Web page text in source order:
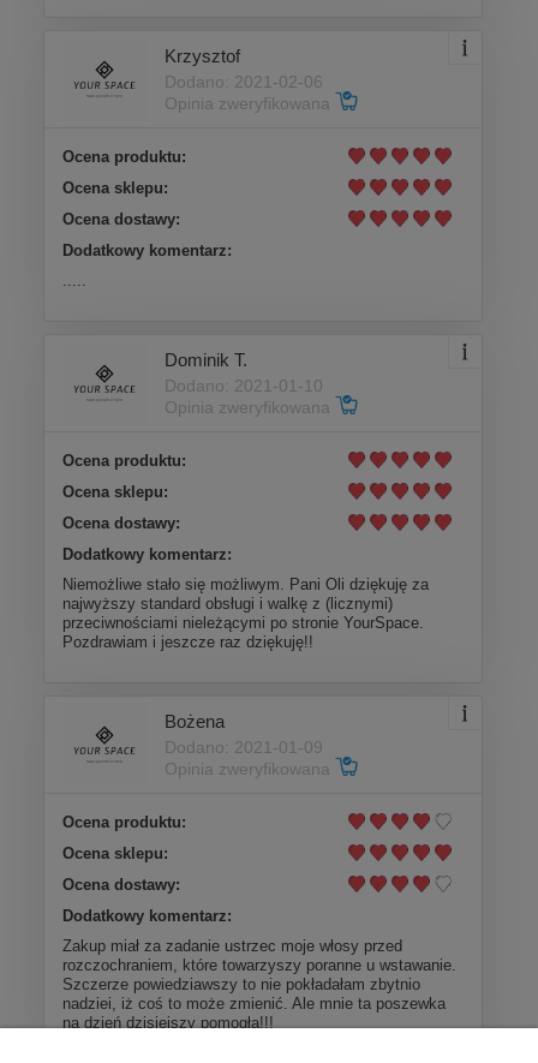
Krzysztof
Dodano: 2021-02-06
Opinia zweryfikowana
Ocena produktu:
Ocena sklepu:
Ocena dostawy:
Dodatkowy komentarz:
Dominik T.
Dodano: 2021-01-10
Opinia zweryfikowana
Ocena produktu:
Ocena sklepu:
Ocena dostawy:
Dodatkowy komentarz:
Niemożliwe stało się możliwym. Pani Oli dziękuję za
najwyższy standard obsługi i walkę z (licznymi)
przeciwnościami nieleżącymi po stronie YourSpace.
Pozdrawiam i jeszcze raz dziękuję!!
Bożena
Dodano: 2021-01-09
Opinia zweryfikowana
Ocena produktu:
Ocena sklepu:
Ocena dostawy:
Dodatkowy komentarz:
Zakup miał za zadanie ustrzec moje włosy przed
rozczochraniem, które towarzyszy poranne u wstawanie.
Szczerze powiedziawszy to nie pokładałam zbytnio
nadziei, iż coś to może zmienić. Ale mnie ta poszewka
na dzień dzisiejszy pomogła!!!